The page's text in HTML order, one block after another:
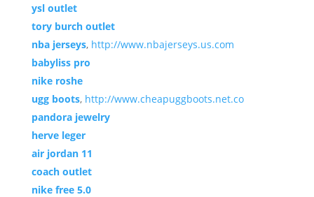
ysl outlet
tory burch outlet
nba jerseys, http://www.nbajerseys.us.com
babyliss pro
nike roshe
ugg boots, http://www.cheapuggboots.net.co
pandora jewelry
herve leger
air jordan 11
coach outlet
nike free 5.0